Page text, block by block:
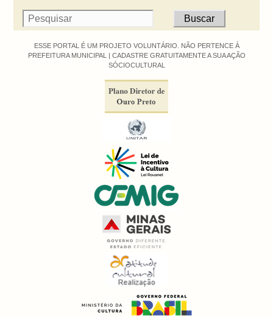
ESSE PORTAL É UM PROJETO VOLUNTÁRIO. NÃO PERTENCE À
PREFEITURA MUNICIPAL | CADASTRE GRATUITAMENTE A SUA AÇÃO
SÓCIOCULTURAL